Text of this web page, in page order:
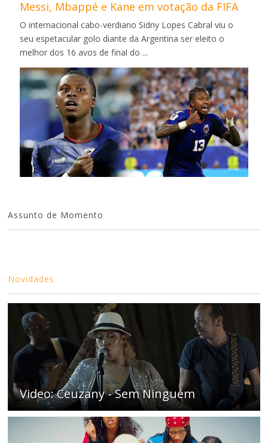
Messi, Mbappé e Kane em votação da FIFA
O internacional cabo-verdiano Sidny Lopes Cabral viu o
seu espetacular golo diante da Argentina ser eleito o
melhor dos 16 avos de final do ...
Assunto de Momento
Novidades
Video: Ceuzany - Sem Ninguém